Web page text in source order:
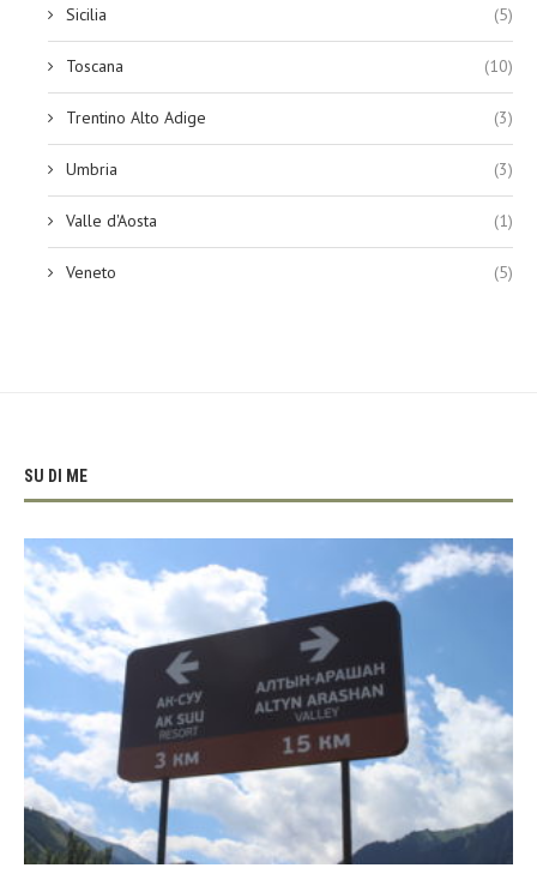
Sicilia (5)
Toscana (10)
Trentino Alto Adige (3)
Umbria (3)
Valle d'Aosta (1)
Veneto (5)
SU DI ME